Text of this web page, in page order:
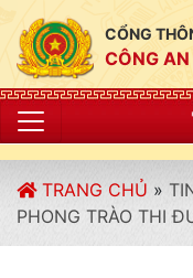
CỔNG
CÔNG
"CÔNG AN THÀNH
TRANG CHỦ »
PHONG TRÀO THI